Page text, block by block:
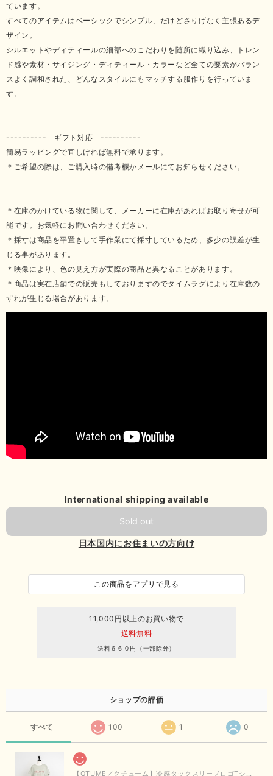
ています。
すべてのアイテムはベーシックでシンプル、だけどさりげなく主張あるデ
ザイン。
シルエットやディティールの細部へのこだわりを随所に織り込み、トレン
ド感や素材・サイジング・ディティール・カラーなど全ての要素がバラン
スよく調和された、どんなスタイルにもマッチする服作りを行っていま
す。
---------- ギフト対応 ----------
簡易ラッピングで宜しければ無料で承ります。
＊ご希望の際は、ご購入時の備考欄かメールにてお知らせください。
＊在庫のかけている物に関して、メーカーに在庫があればお取り寄せが可
能です。お気軽にお問い合わせください。
＊採寸は商品を平置きして手作業にて採寸しているため、多少の誤差が生
じる事があります。
＊映像により、色の見え方が実際の商品と異なることがあります。
＊商品は実在店舗での販売もしておりますのでタイムラグにより在庫数の
ずれが生じる場合があります。
International shipping available
Sold out
日本国内にお住まいの方向け
この商品をアプリで見る
11,000円以上のお買い物で
送料無料
送料６６０円（一部除外）
ショップの評価
すべて 100 1 0
【QTUME／クチューム】冷感タックスリーブロゴTシャツ（ライトグレー）